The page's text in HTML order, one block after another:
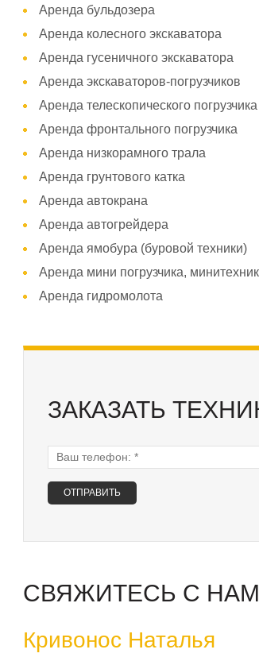
Аренда бульдозера
Аренда колесного экскаватора
Аренда гусеничного экскаватора
Аренда экскаваторов-погрузчиков
Аренда телескопического погрузчика
Аренда фронтального погрузчика
Аренда низкорамного трала
Аренда грунтового катка
Аренда автокрана
Аренда автогрейдера
Аренда ямобура (буровой техники)
Аренда мини погрузчика,
Аренда гидромолота
ЗАКАЗАТЬ
Ваш телефон:
СВЯЖИТЕСЬ С
Кривонос Наталья